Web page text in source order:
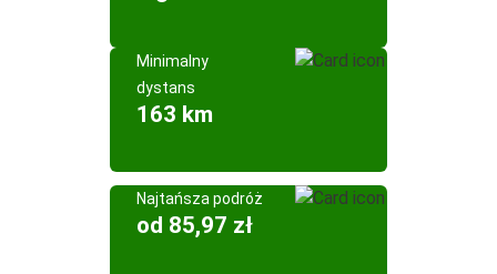
Minimalny
dystans
163 km
Najtańsza podróż
od 85,97 zł